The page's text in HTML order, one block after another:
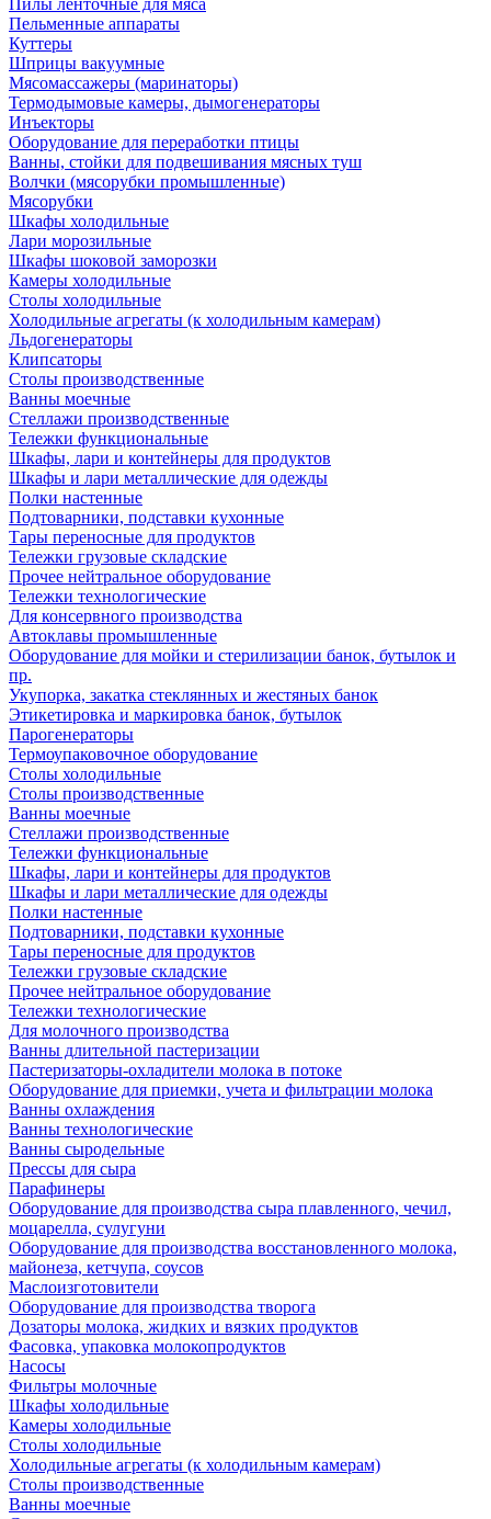
Пилы ленточные для мяса
Пельменные аппараты
Куттеры
Шприцы вакуумные
Мясомассажеры (маринаторы)
Термодымовые камеры, дымогенераторы
Инъекторы
Оборудование для переработки птицы
Ванны, стойки для подвешивания мясных туш
Волчки (мясорубки промышленные)
Мясорубки
Шкафы холодильные
Лари морозильные
Шкафы шоковой заморозки
Камеры холодильные
Столы холодильные
Холодильные агрегаты (к холодильным камерам)
Льдогенераторы
Клипсаторы
Столы производственные
Ванны моечные
Стеллажи производственные
Тележки функциональные
Шкафы, лари и контейнеры для продуктов
Шкафы и лари металлические для одежды
Полки настенные
Подтоварники, подставки кухонные
Тары переносные для продуктов
Тележки грузовые складские
Прочее нейтральное оборудование
Тележки технологические
Для консервного производства
Автоклавы промышленные
Оборудование для мойки и стерилизации банок, бутылок и
пр.
Укупорка, закатка стеклянных и жестяных банок
Этикетировка и маркировка банок, бутылок
Парогенераторы
Термоупаковочное оборудование
Столы холодильные
Столы производственные
Ванны моечные
Стеллажи производственные
Тележки функциональные
Шкафы, лари и контейнеры для продуктов
Шкафы и лари металлические для одежды
Полки настенные
Подтоварники, подставки кухонные
Тары переносные для продуктов
Тележки грузовые складские
Прочее нейтральное оборудование
Тележки технологические
Для молочного производства
Ванны длительной пастеризации
Пастеризаторы-охладители молока в потоке
Оборудование для приемки, учета и фильтрации молока
Ванны охлаждения
Ванны технологические
Ванны сыродельные
Прессы для сыра
Парафинеры
Оборудование для производства сыра плавленного, чечил,
моцарелла, сулугуни
Оборудование для производства восстановленного молока,
майонеза, кетчупа, соусов
Маслоизготовители
Оборудование для производства творога
Дозаторы молока, жидких и вязких продуктов
Фасовка, упаковка молокопродуктов
Насосы
Фильтры молочные
Шкафы холодильные
Камеры холодильные
Столы холодильные
Холодильные агрегаты (к холодильным камерам)
Столы производственные
Ванны моечные